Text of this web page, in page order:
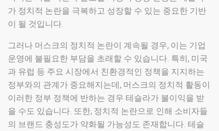
가 정치적 논란을 극복하고 성장할 수 있는 중요한 기반
이 될 것입니다.
그러나 머스크의 정치적 논란이 계속될 경우, 이는 기업
운영에 불필요한 부담을 초래할 수 있습니다. 특히, 미국
과 유럽 등 주요 시장에서 친환경적인 정책을 지지하는
정부와의 관계가 중요해지는데, 머스크의 정치적 활동이
이러한 정부 정책에 반하는 경우 테슬라가 불이익을 받
을 수도 있습니다. 또한, 정치적 논란으로 인해 소비자들
의 브랜드 충성도가 약화될 가능성도 존재합니다. 테슬